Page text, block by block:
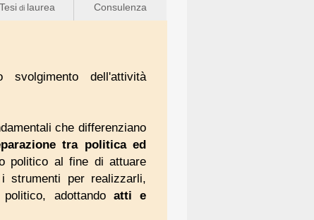
Tesidi laurea Consulenza
dell'attività
che differenziano
tra politica ed
politico al fine di attuare
strumenti per realizzarli,
adottando atti e